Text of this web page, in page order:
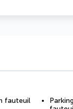
fauteuil